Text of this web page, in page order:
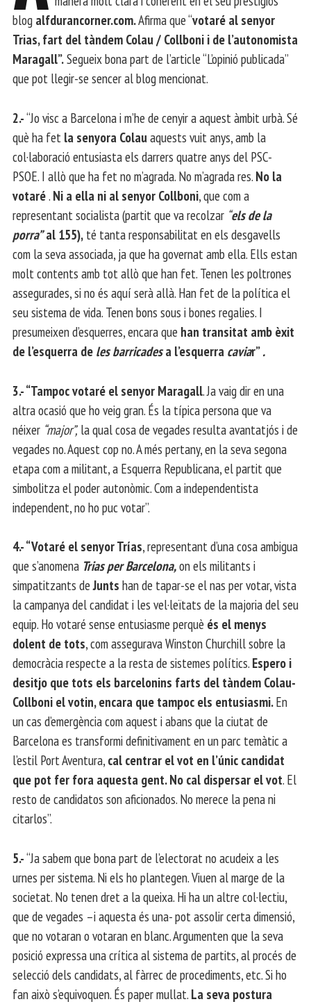
blog alfdurancorner.com.Afirma que “votaré al senyor
Trias, fart del tàndem Colau / Collboni i de l’autonomista
Maragall”.Segueix bona part de l’article “L’opinió publicada”
que pot llegir-se sencer al blog mencionat.
2.-“Jo visc a Barcelona i m’he de cenyir a aquest àmbit urbà. Sé
què ha fet la senyora Colau aquests vuit anys, amb la
col·laboració entusiasta els darrers quatre anys del PSC-
PSOE. I allò que ha fet no m’agrada. No m’agrada res. No la
votaré. Ni a ella ni al senyor Collboni, que com a
representant socialista (partit que va recolzar “els de la
porra”al 155), té tanta responsabilitat en els desgavells
com la seva associada, ja que ha governat amb ella. Ells estan
molt contents amb tot allò que han fet. Tenen les poltrones
assegurades, si no és aquí serà allà. Han fet de la política el
seu sistema de vida. Tenen bons sous i bones regalies. I
presumeixen d’esquerres, encara que han transitat amb èxit
de l’esquerra de les barricadesa l’esquerra caviar”.
3.- “Tampoc votaré el senyor Maragall. Ja vaig dir en una
altra ocasió que ho veig gran. És la típica persona que va
néixer “major”, la qual cosa de vegades resulta avantatjós i de
vegades no. Aquest cop no. A més pertany, en la seva segona
etapa com a militant, a Esquerra Republicana, el partit que
simbolitza el poder autonòmic. Com a independentista
independent, no ho puc votar”.
4.- “Votaré el senyor Trías, representant d’una cosa ambigua
que s’anomena Trias per Barcelona,​​on els militants i
simpatitzants deJunts han de tapar-se el nas per votar, vista
la campanya del candidat i les vel·leïtats de la majoria del seu
equip. Ho votaré sense entusiasme perquè és el menys
dolent de tots, com assegurava Winston Churchill sobre la
democràcia respecte a la resta de sistemes polítics. Espero i
desitjo que tots els barcelonins farts del tàndem Colau-
Collboni el votin, encara que tampoc els entusiasmi.En
un cas d’emergència com aquest i abans que la ciutat de
Barcelona es transformi definitivament en un parc temàtic a
l’estil Port Aventura, cal centrar el vot en l’únic candidat
que pot fer fora aquesta gent. No cal dispersar el vot. El
resto de candidatos son aficionados. No merece la pena ni
citarlos”.
5.-“Ja sabem que bona part de l’electorat no acudeix a les
urnes per sistema. Ni els ho plantegen. Viuen al marge de la
societat. No tenen dret a la queixa. Hi ha un altre col·lectiu,
que de vegades –i aquesta és una- pot assolir certa dimensió,
que no votaran o votaran en blanc. Argumenten que la seva
posició expressa una crítica al sistema de partits, al procés de
selecció dels candidats, al fàrrec de procediments, etc. Si ho
fan això s’equivoquen. És paper mullat. La seva postura